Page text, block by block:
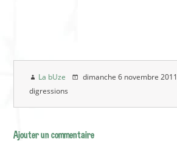
La bUze dimanche 6 novembre 2011
digressions
Ajouter un commentaire